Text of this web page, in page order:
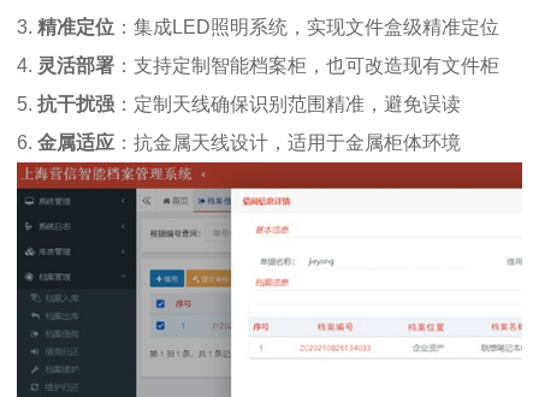
3. 精准定位 ：集成LED照明系统，实现文件盒级精准定位
4. 灵活部署 ：支持定制智能档案柜，也可改造现有文件柜
5. 抗干扰强 ：定制天线确保识别范围精准，避免误读
6. 金属适应 ：抗金属天线设计，适用于金属柜体环境